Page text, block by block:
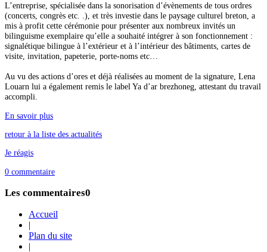
L’entreprise, spécialisée dans la sonorisation d’évènements de tous ordres
(concerts, congrès etc. .), et très investie dans le paysage culturel breton, a
mis à profit cette cérémonie pour présenter aux nombreux invités un
bilinguisme exemplaire qu’elle a souhaité intégrer à son fonctionnement :
signalétique bilingue à l’extérieur et à l’intérieur des bâtiments, cartes de
visite, invitation, papeterie, porte-noms etc…
Au vu des actions d’ores et déjà réalisées au moment de la signature, Lena
Louarn lui a également remis le label Ya d’ar brezhoneg, attestant du travail
accompli.
En savoir plus
retour à la liste des actualités
Je réagis
0 commentaire
Les commentaires0
Accueil
|
Plan du site
|